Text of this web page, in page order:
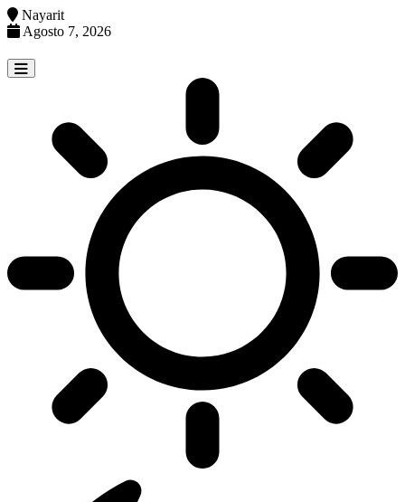
Nayarit
Agosto 7, 2026
to
content